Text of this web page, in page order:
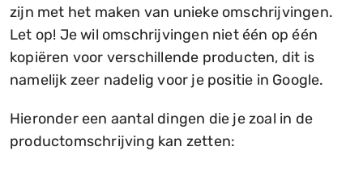
zijn met het maken van unieke omschrijvingen.
Let op! Je wil omschrijvingen niet één op één
kopiëren voor verschillende producten, dit is
namelijk zeer nadelig voor je positie in Google.
Hieronder een aantal dingen die je zoal in de
productomschrijving kan zetten: